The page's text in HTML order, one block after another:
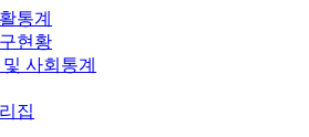
통계
현황
사회통계
집